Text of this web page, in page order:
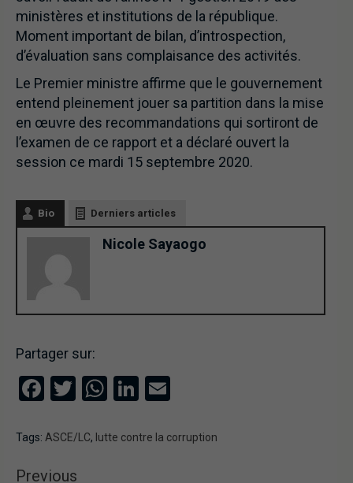
ministères et institutions de la république.
Moment important de bilan, d’introspection,
d’évaluation sans complaisance des activités.
Le Premier ministre affirme que le gouvernement
entend pleinement jouer sa partition dans la mise
en œuvre des recommandations qui sortiront de
l’examen de ce rapport et a déclaré ouvert la
session ce mardi 15 septembre 2020.
Bio Derniers articles
Nicole Sayaogo
Partager sur:
Facebook
Twitter
WhatsApp
LinkedIn
Tags: ASCE/LC, lutte contre la corruption
Previous